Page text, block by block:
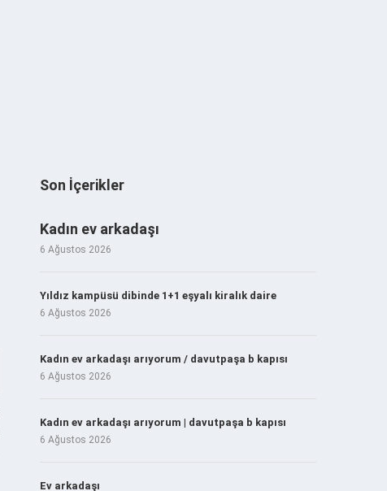
Son İçerikler
Kadın ev arkadaşı
6 Ağustos 2026
Yıldız kampüsü dibinde 1+1 eşyalı kiralık daire
6 Ağustos 2026
Kadın ev arkadaşı arıyorum / davutpaşa b kapısı
6 Ağustos 2026
Kadın ev arkadaşı arıyorum | davutpaşa b kapısı
6 Ağustos 2026
Ev arkadaşı